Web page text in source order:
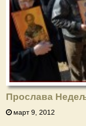
Прослава
март 9, 2012